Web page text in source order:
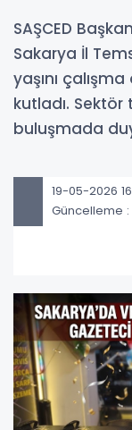
SAŞCED
Sakarya İl
yaşını
kutladı.
buluşmada
19-05-2026
Güncelleme :